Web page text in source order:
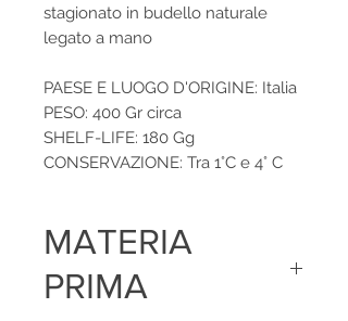
stagionato in budello naturale
legato a mano
PAESE E LUOGO D'ORIGINE: Italia
PESO: 400 Gr circa
SHELF-LIFE: 180 Gg
CONSERVAZIONE: Tra 1°C e 4° C
MATERIA
PRIMA